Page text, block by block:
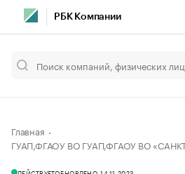
РБК Компании
Главная